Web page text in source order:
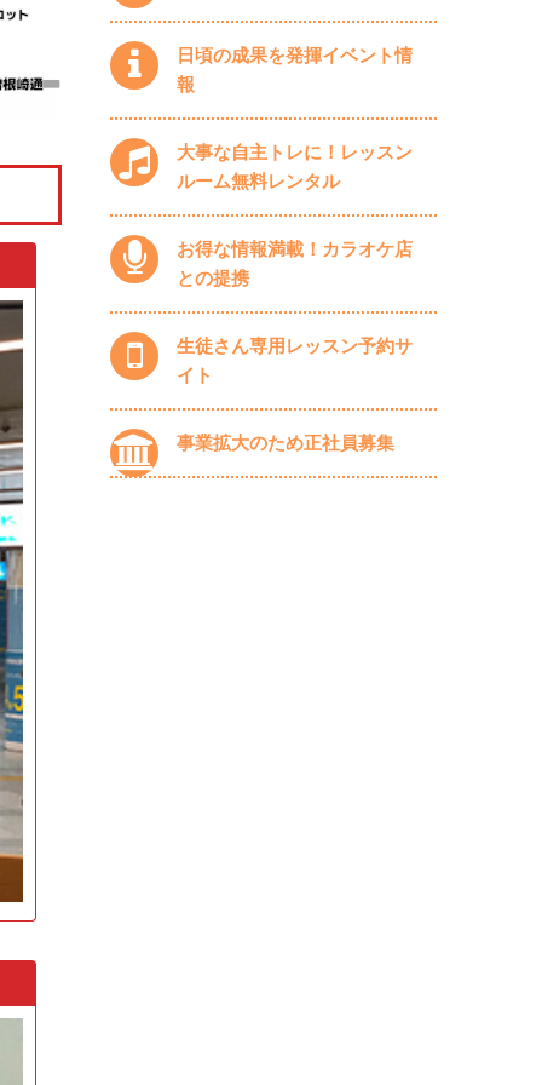
日頃の成果を発揮イベント情
報
大事な自主トレに！レッスン
ルーム無料レンタル
お得な情報満載！カラオケ店
との提携
生徒さん専用レッスン予約サ
イト
事業拡大のため正社員募集